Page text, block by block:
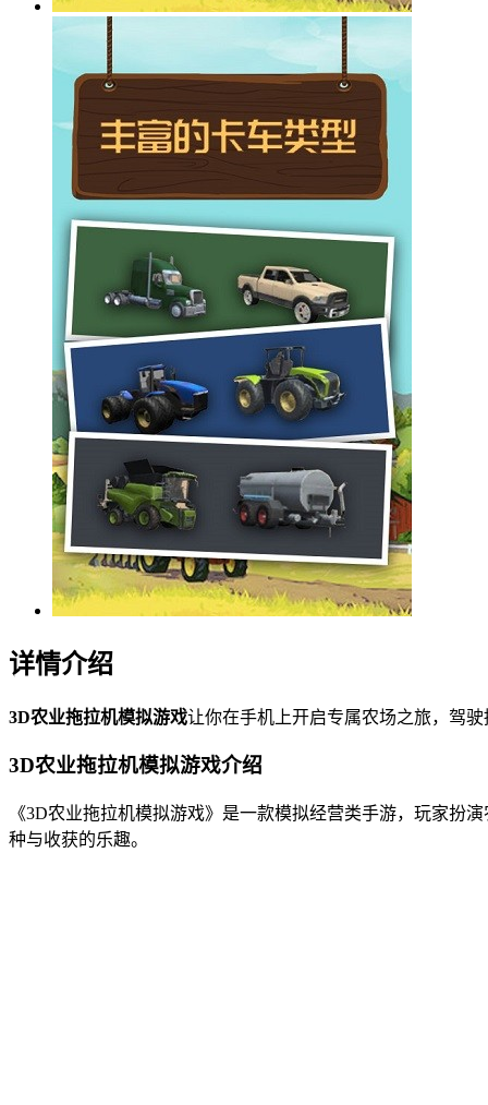
详情介绍
3D农业拖拉机模拟游戏让你在手机上开启专属农场之旅，驾
3D农业拖拉机模拟游戏介绍
《3D农业拖拉机模拟游戏》是一款模拟经营类手游，玩家扮
种与收获的乐趣。